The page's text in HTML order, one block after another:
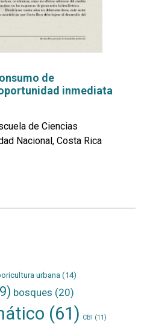
de
inmediata
de Ciencias
Nacional, Costa Rica
urbana(14)
bosques (20)
(61) CBI (11)